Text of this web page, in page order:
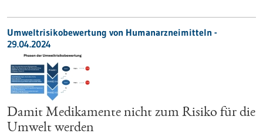
Umweltrisikobewertung von Humanarzneimitteln -
29.04.2024
Damit Medikamente nicht zum Risiko für die
Umwelt werden